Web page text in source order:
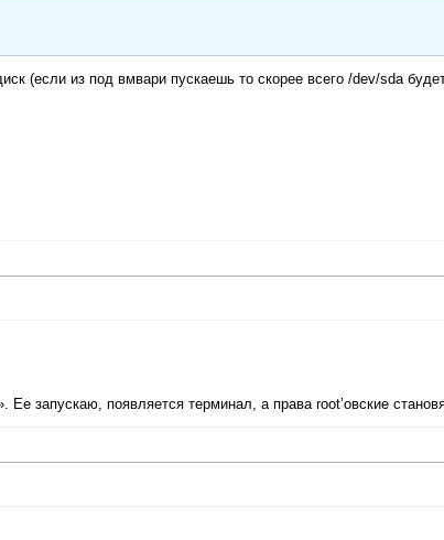
(если из под вмвари пускаешь то скорее всего /dev/sda
запускаю, появляется терминал, а права root’овские